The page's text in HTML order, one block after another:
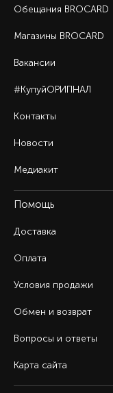
Обещания BROCARD
Магазины BROCARD
Вакансии
#КупуйОРИГІНАЛ
Контакты
Новости
Медиакит
Помощь
Доставка
Оплата
Условия продажи
Обмен и возврат
Вопросы и ответы
Карта сайта